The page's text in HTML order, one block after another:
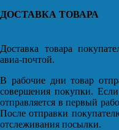
ДОСТАВКА ТОВАРА
Доставка товара
авиа-почтой.
В рабочие дни товар
совершения покупки.
отправляется в первый
После отправки
отслеживания посылки.